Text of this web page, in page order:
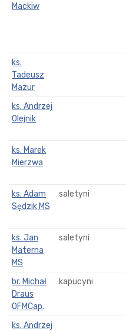
Mackiw
ks.
Tadeusz
Mazur
ks. Andrzej
Olejnik
ks. Marek
Mierzwa
ks. Adam
Sędzik MS
saletyni
ks. Jan
Materna
MS
saletyni
br. Michał
Draus
OFMCap.
kapucyni
ks. Andrzej